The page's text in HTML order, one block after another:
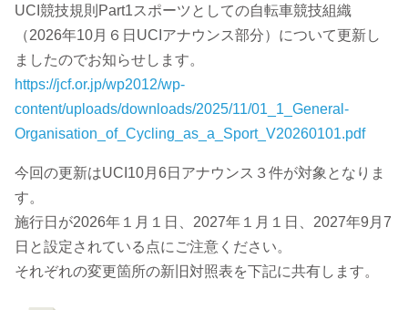
UCI競技規則Part1スポーツとしての自転車競技組織
（2026年10月６日UCIアナウンス部分）について更新し
ましたのでお知らせします。
https://jcf.or.jp/wp2012/wp-
content/uploads/downloads/2025/11/01_1_General-
Organisation_of_Cycling_as_a_Sport_V20260101.pdf
今回の更新はUCI10月6日アナウンス３件が対象となりま
す。
施行日が2026年１月１日、2027年１月１日、2027年9月7
日と設定されている点にご注意ください。
それぞれの変更箇所の新旧対照表を下記に共有します。